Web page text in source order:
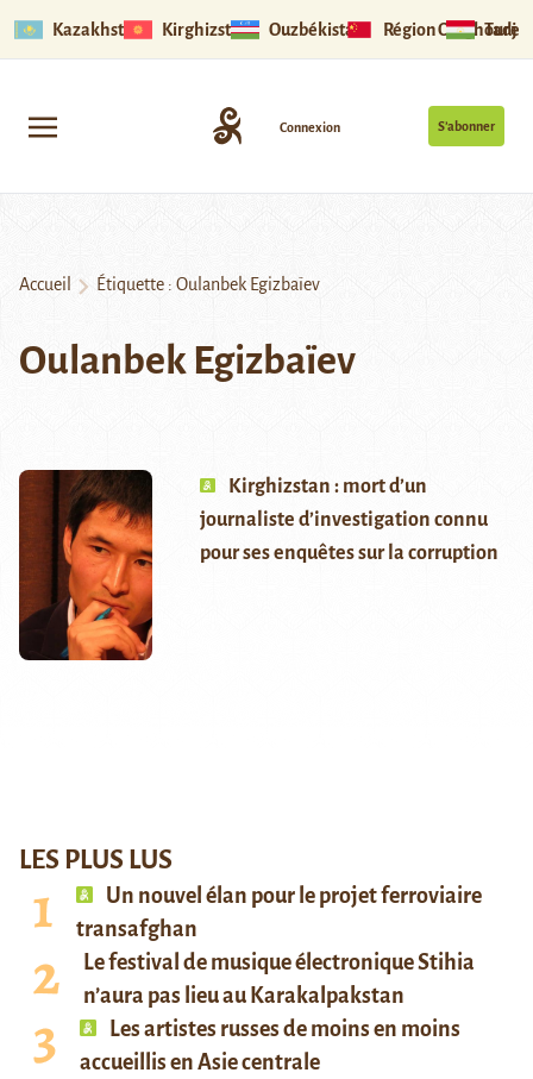
Kazakhstan Kirghizstan Ouzbékistan Région Ouïghoure
S’abonner
Connexion
Accueil Étiquette : Oulanbek Egizbaïev
Oulanbek Egizbaïev
Kirghizstan : mort d’un
journaliste d’investigation connu
pour ses enquêtes sur la corruption
LES PLUS LUS
Un nouvel élan pour le projet ferroviaire
transafghan
Le festival de musique électronique Stihia
n’aura pas lieu au Karakalpakstan
Les artistes russes de moins en moins
accueillis en Asie centrale